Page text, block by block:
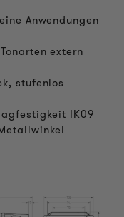
Anwendungen
extern
stufenlos
IK09